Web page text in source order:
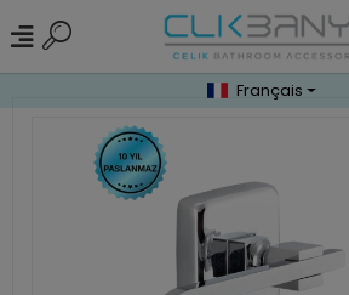
Français